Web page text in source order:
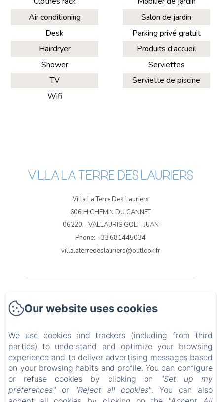
Air conditioning
Desk
Hairdryer
Shower
TV
Wifi
Salon de jardin
Parking privé gratuit
Produits d’accueil
Serviettes
Serviette de piscine
VILLA LA TERRE DES LAURIERS
Villa La Terre Des Lauriers
606 H CHEMIN DU CANNET
06220 - VALLAURIS GOLF-JUAN
Phone: +33 681445034
villalaterredeslauriers@outlook.fr
Galerie photos
Infos pratiques
EN FR IT DE NL
Our website uses cookies
We use cookies and trackers (including from third
parties) to understand and optimize your browsing
experience and to deliver advertising messages based
on your browsing habits and profile. You can configure
or refuse cookies by clicking on
"Set up my
preferences" or "Reject all cookies". You can also